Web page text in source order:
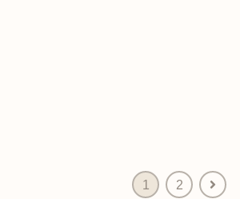
1 2